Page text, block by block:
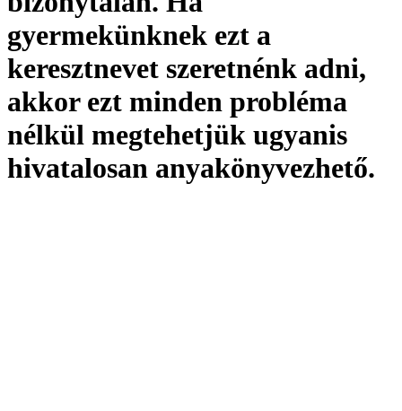
gyermekünknek ezt a
keresztnevet szeretnénk adni,
akkor ezt minden probléma
nélkül megtehetjük ugyanis
hivatalosan anyakönyvezhető.